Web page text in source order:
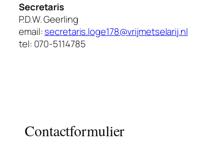
Secretaris
P.D.W. Geerling
email:secretaris.loge178@vrijmetselarij.nl
tel: 070-5114785
Contactformulier